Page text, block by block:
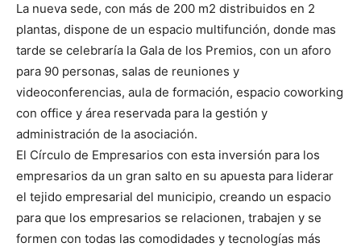
La nueva sede, con más de 200 m2 distribuidos en 2
plantas, dispone de un espacio multifunción, donde mas
tarde se celebraría la Gala de los Premios, con un aforo
para 90 personas, salas de reuniones y
videoconferencias, aula de formación, espacio coworking
con office y área reservada para la gestión y
administración de la asociación.
El Círculo de Empresarios con esta inversión para los
empresarios da un gran salto en su apuesta para liderar
el tejido empresarial del municipio, creando un espacio
para que los empresarios se relacionen, trabajen y se
formen con todas las comodidades y tecnologías más